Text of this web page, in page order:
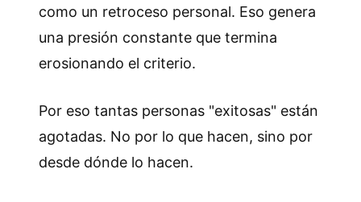
como un retroceso personal. Eso genera
una presión constante que termina
erosionando el criterio.
Por eso tantas personas "exitosas" están
agotadas. No por lo que hacen, sino por
desde dónde lo hacen.